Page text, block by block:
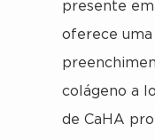
presente
oferece
colágeno a
de CaHA